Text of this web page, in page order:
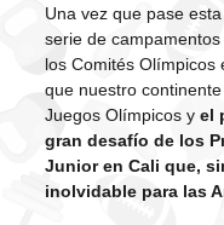
Una vez que pase
serie de
los Comités Olímpicos
que nuestro
Juegos Olímpicos y el
gran desafío de los
Junior en Cali que,
inolvidable para las